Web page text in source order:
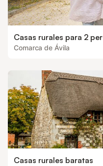
Casas rurales para 2
Comarca de Ávila
Casas rurales baratas